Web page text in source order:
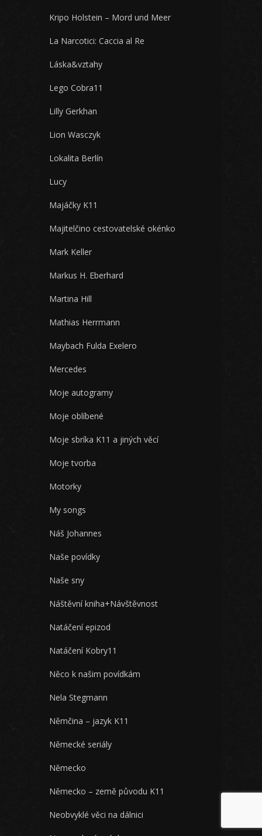
Kripo Holstein – Mord und Meer
La Narcotici: Caccia al Re
Láska&vztahy
Lego Cobra11
Lilly Gerkhan
Lion Wasczyk
Lokalita Berlín
Lucy
Majáčky K11
Majitelčino cestovatelské okénko
Mark Keller
Markus H. Eberhard
Martina Hill
Mathias Herrmann
Maybach Fulda Exelero
Mercedes
Moje autogramy
Moje oblíbené
Moje sbríka K11 a jiných věcí
Moje tvorba
Motorky
My songs
Náš Johannes
Naše povídky
Naše sny
Náštěvní kniha+Návštěvnost
Natáčení epizod
Natáčení Kobry11
Něco k našim povídkám
Nela Stegmann
Němčina – jazyk K11
Německé seriály
Německo
Německo – země původu K11
Neobvyklé věci na dálnici